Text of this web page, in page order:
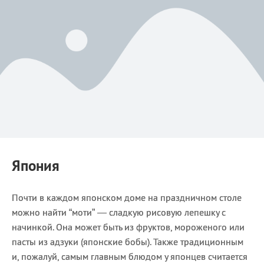
Япония
Почти в каждом японском доме на праздничном столе
можно найти “моти” — сладкую рисовую лепешку с
начинкой. Она может быть из фруктов, мороженого или
пасты из адзуки (японские бобы). Также традиционным
и, пожалуй, самым главным блюдом у японцев считается